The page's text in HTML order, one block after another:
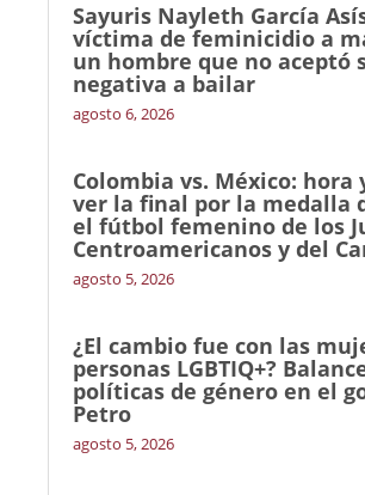
Sayuris Nayleth García
víctima de feminicidio a
un hombre que no aceptó
negativa a bailar
agosto 6, 2026
Colombia vs. México: hora
ver la final por la medalla
el fútbol femenino de los
Centroamericanos y del
agosto 5, 2026
¿El cambio fue con las
personas LGBTIQ+?
políticas de género en el
Petro
agosto 5, 2026